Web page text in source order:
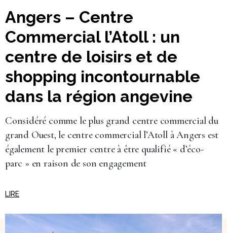
Angers – Centre
Commercial l’Atoll : un
centre de loisirs et de
shopping incontournable
dans la région angevine
Considéré comme le plus grand centre commercial du
grand Ouest, le centre commercial l’Atoll à Angers est
également le premier centre à être qualifié « d’éco-
parc » en raison de son engagement